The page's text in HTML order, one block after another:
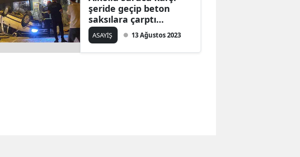
şeride geçip beton
saksılara çarptı
ardından takla attı: 2
yaralı
ASAYİŞ 13 Ağustos 2023